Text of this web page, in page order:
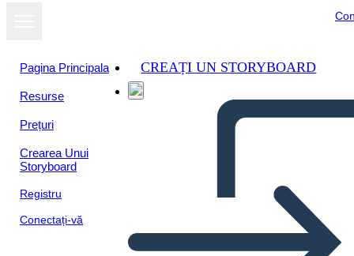
Pagina Principala
Resurse
Prețuri
Crearea Unui
Storyboard
Registru
Conectați-vă
CREAȚI UN STORYBOARD